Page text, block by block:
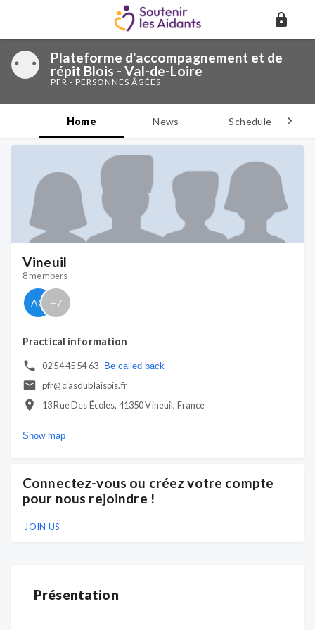
Plateforme d'accompagnement et de
répit Blois - Val-de-Loire
PFR - PERSONNES ÂGÉES
Home News Schedule
Vineuil
8 members
AG +7
Practical information
02 54 45 54 63 Be called back
pfr@ciasdublaisois.fr
13 Rue Des Écoles, 41350 Vineuil, France
Show map
Connectez-vous ou créez votre compte
pour nous rejoindre !
JOIN US
Présentation